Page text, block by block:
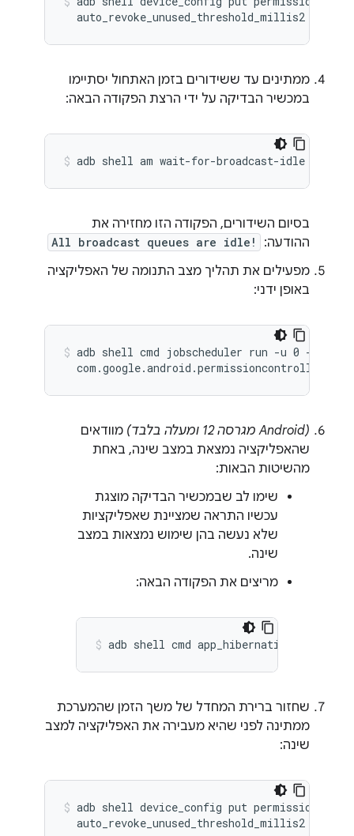
ממתינים עד ששידורים בזמן האתחול יסתיימו
במכשיר הבדיקה על ידי הרצת הפקודה הבאה:
בסיום השידורים, הפקודה הזו מחזירה את
ההודעה:
All broadcast queues are idle!
מפעילים את תהליך מצב התנומה של האפליקציה
באופן ידני:
adb shell cmd jobscheduler run -u 0 -f \
(Android מגרסה 12 ומעלה בלבד)
מוודאים
שהאפליקציה נמצאת במצב שינה, באחת
מהשיטות הבאות:
שימו לב שבמכשיר הבדיקה מוצגת
עכשיו התראה שמציינת שאפליקציות
שלא נעשה בהן שימוש נמצאות במצב
שינה.
מריצים את הפקודה הבאה:
adb shell cmd app_hibernation get-
שחזור ברירת המחדל של משך הזמן שהמערכת
ממתינה לפני שהיא מעבירה את האפליקציה למצב
שינה:
adb shell device_config put permissions \